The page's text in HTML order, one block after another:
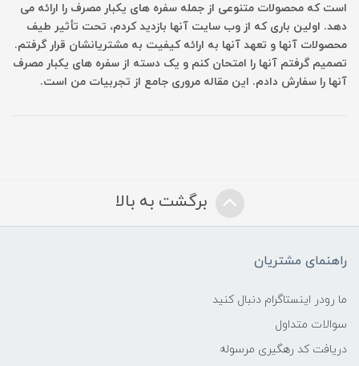
است که محصولات متنوعی از جمله سفره های یکبار مصرف را ارائه می
دهد. اولین باری که از وب سایت آنها بازدید کردم، تحت تأثیر طیف
محصولات آنها و تعهد آنها به ارائه کیفیت به مشتریانشان قرار گرفتم.
تصمیم گرفتم آنها را امتحان کنم و یک دسته از سفره های یکبار مصرف
آنها را سفارش دادم. این مقاله مروری جامع از تجربیات من است.
برگشت به بالا
راهنمای مشتریان
ما رودر اینستاگرام دنبال کنید
سوالات متداول
دریافت کد رهگیری مرسوله